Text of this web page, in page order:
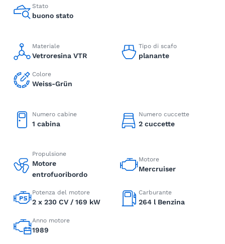
Stato
buono stato
Materiale
Vetroresina VTR
Tipo di scafo
planante
Colore
Weiss-Grün
Numero cabine
1 cabina
Numero cuccette
2 cuccette
Propulsione
Motore
entrofuoribordo
Motore
Mercruiser
Potenza del motore
2 x 230 CV / 169 kW
Carburante
264 l Benzina
Anno motore
1989